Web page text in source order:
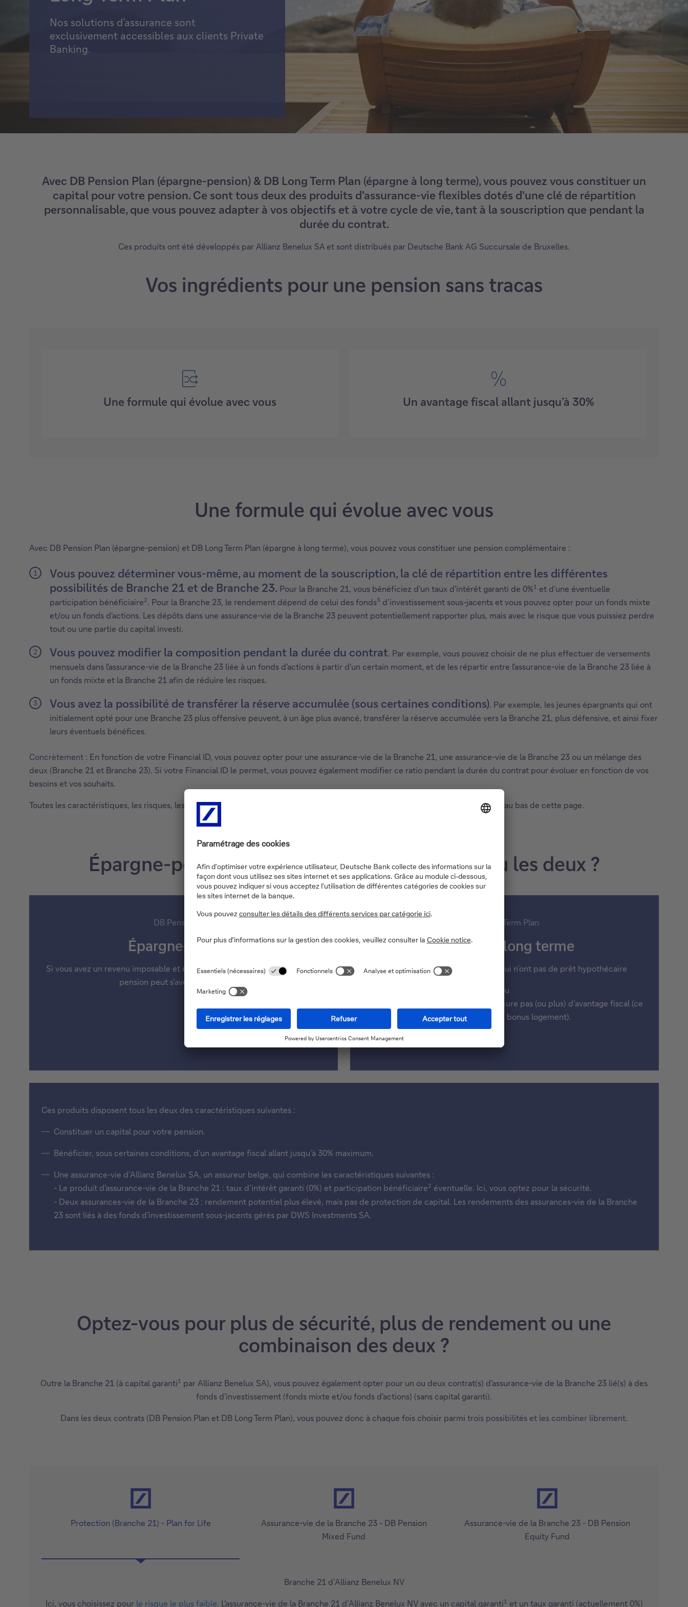
Titres de créance structurés
Voir tout
Nos solutions d’assurance sont
exclusivement accessibles aux clients Private
Banking.
Avec DB Pension Plan (épargne-pension) & DB Long Term Plan (épargne à long terme), vous pouvez vous constituer un
capital pour votre pension. Ce sont tous deux des produits d'assurance-vie flexibles dotés d'une clé de répartition
personnalisable, que vous pouvez adapter à vos objectifs et à votre cycle de vie, tant à la souscription que pendant la
durée du contrat.
Ces produits ont été développés par Allianz Benelux SA et sont distribués par Deutsche Bank AG Succursale de Bruxelles.
Vos ingrédients pour une pension sans tracas
Une formule qui évolue avec vous Un avantage fiscal allant jusqu’à 30%
Une formule qui évolue avec vous
Avec DB Pension Plan (épargne-pension) et DB Long Term Plan (épargne à long terme), vous pouvez vous constituer une pension complémentaire :
Vous pouvez déterminer vous-même, au moment de la souscription, la clé de répartition entre les différentes
possibilités de Branche 21 et de Branche 23. Pour la Branche 21, vous bénéficiez d'un taux d'intérêt garanti de 0%1 et d’une éventuelle
participation bénéficiaire2. Pour la Branche 23, le rendement dépend de celui des fonds3 d’investissement sous-jacents et vous pouvez opter pour un fonds mixte
et/ou un fonds d'actions. Les dépôts dans une assurance-vie de la Branche 23 peuvent potentiellement rapporter plus, mais avec le risque que vous puissiez perdre
tout ou une partie du capital investi.
Vous pouvez modifier la composition pendant la durée du contrat. Par exemple, vous pouvez choisir de ne plus effectuer de versements
mensuels dans l'assurance-vie de la Branche 23 liée à un fonds d'actions à partir d'un certain moment, et de les répartir entre l'assurance-vie de la Branche 23 liée à
un fonds mixte et la Branche 21 afin de réduire les risques.
Vous avez la possibilité de transférer la réserve accumulée (sous certaines conditions). Par exemple, les jeunes épargnants qui ont
initialement opté pour une Branche 23 plus offensive peuvent, à un âge plus avancé, transférer la réserve accumulée vers la Branche 21, plus défensive, et ainsi fixer
leurs éventuels bénéfices.
Concrètement : En fonction de votre Financial ID, vous pouvez opter pour une assurance-vie de la Branche 21, une assurance-vie de la Branche 23 ou un mélange des
deux (Branche 21 et Branche 23). Si votre Financial ID le permet, vous pouvez également modifier ce ratio pendant la durée du contrat pour évoluer en fonction de vos
besoins et vos souhaits.
Toutes les caractéristiques, les risques, les coûts et les taxes sont énumérés dans la « Fiche d'information financière » disponible au bas de cette page.
Épargne-pension ou épargne à long terme ? Ou les deux ?
DB Pension Plan
Épargne-pension
Si vous avez un revenu imposable et êtes âgé d'au moins 18 ans, l’épargne-
pension peut s’avérer intéressante.
DB Long Term Plan
Épargne à long terme
Surtout intéressante pour ceux qui n’ont pas de prêt hypothécaire
ou
pour qui le prêt hypothécaire ne procure pas (ou plus) d’avantage fiscal (ce
que l’on appelle le bonus logement).
Ces produits disposent tous les deux des caractéristiques suivantes :
Constituer un capital pour votre pension.
Bénéficier, sous certaines conditions, d’un avantage fiscal allant jusqu’à 30% maximum.
Une assurance-vie d’Allianz Benelux SA, un assureur belge, qui combine les caractéristiques suivantes :
- Le produit d'assurance-vie de la Branche 21 : taux d’intérêt garanti (0%) et participation bénéficiaire2 éventuelle. Ici, vous optez pour la sécurité.
- Deux assurances-vie de la Branche 23 : rendement potentiel plus élevé, mais pas de protection de capital. Les rendements des assurances-vie de la Branche
23 sont liés à des fonds d'investissement sous-jacents gérés par DWS Investments SA.
Optez-vous pour plus de sécurité, plus de rendement ou une
combinaison des deux ?
Outre la Branche 21 (à capital garanti1 par Allianz Benelux SA), vous pouvez également opter pour un ou deux contrat(s) d'assurance-vie de la Branche 23 lié(s) à des
fonds d'investissement (fonds mixte et/ou fonds d'actions) (sans capital garanti).
Dans les deux contrats (DB Pension Plan et DB Long Term Plan), vous pouvez donc à chaque fois choisir parmi trois possibilités et les combiner librement.
Protection (Branche 21) - Plan for Life
Assurance-vie de la Branche 23 - DB Pension
Mixed Fund
Assurance-vie de la Branche 23 - DB Pension
Equity Fund
Branche 21 d’Allianz Benelux NV
Ici, vous choisissez pour le risque le plus faible. L'assurance-vie de la Branche 21 d’Allianz Benelux NV avec un capital garanti1 et un taux garanti (actuellement 0%)